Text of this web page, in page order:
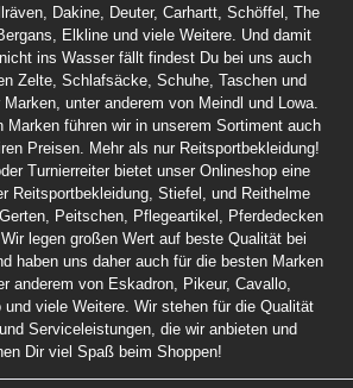
Dakine, Deuter, Carhartt, Schöffel, The
Elkline und viele Weitere. Und damit
ins Wasser fällt findest Du bei uns auch
Zelte, Schlafsäcke, Schuhe, Taschen und
unter anderem von Meindl und Lowa.
Marken führen wir in unserem Sortiment auch
Preisen. Mehr als nur Reitsportbekleidung!
Turnierreiter bietet unser Onlineshop eine
Reitsportbekleidung, Stiefel, und Reithelme
Peitschen, Pflegeartikel, Pferdedecken
legen großen Wert auf beste Qualität bei
haben uns daher auch für die besten Marken
anderem von Eskadron, Pikeur, Cavallo,
und viele Weitere. Wir stehen für die Qualität
Serviceleistungen, die wir anbieten und
Dir viel Spaß beim Shoppen!